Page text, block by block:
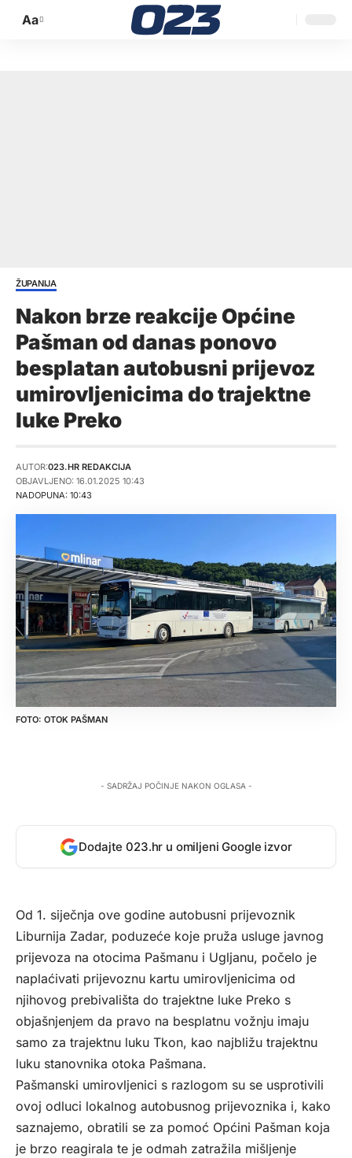
Promijeni
Aa
ŽUPANIJA
Nakon brze reakcije Općine
Pašman od danas ponovo
besplatan autobusni prijevoz
umirovljenicima do trajektne
luke Preko
NADOPUNA: 10:43
AUTOR:023.HR REDAKCIJA
OBJAVLJENO: 16.01.2025 10:43
OTOK PAŠMAN
- SADRŽAJ POČINJE NAKON OGLASA -
Dodajte 023.hr u omiljeni Google izvor
Od 1. siječnja ove godine autobusni prijevoznik
Liburnija Zadar, poduzeće koje pruža usluge javnog
prijevoza na otocima Pašmanu i Ugljanu, počelo je
naplaćivati prijevoznu kartu umirovljenicima od
njihovog prebivališta do trajektne luke Preko s
objašnjenjem da pravo na besplatnu vožnju imaju
samo za trajektnu luku Tkon, kao najbližu trajektnu
luku stanovnika otoka Pašmana.
Pašmanski umirovljenici s razlogom su se usprotivili
ovoj odluci lokalnog autobusnog prijevoznika i, kako
saznajemo, obratili se za pomoć Općini Pašman koja
je brzo reagirala te je odmah zatražila mišljenje